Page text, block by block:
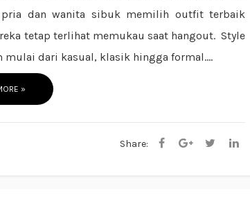
dan wanita sibuk memilih outfit terbaik
tetap terlihat memukau saat hangout. Style
dari kasual, klasik hingga formal....
»
Share: